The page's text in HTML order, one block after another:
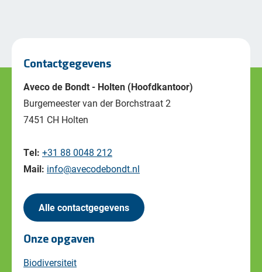
Contactgegevens
Aveco de Bondt - Holten (Hoofdkantoor)
Burgemeester van der Borchstraat 2
7451 CH Holten
Tel: +31 88 0048 212
Mail: info@avecodebondt.nl
Alle contactgegevens
Onze opgaven
Biodiversiteit